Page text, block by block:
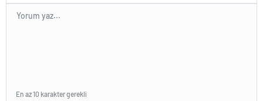
En az 10 karakter gerekli